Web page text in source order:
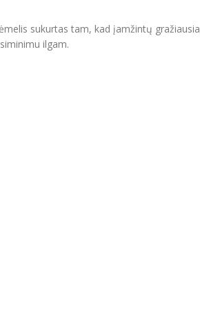
sukurtas tam, kad įamžintų
ilgam.